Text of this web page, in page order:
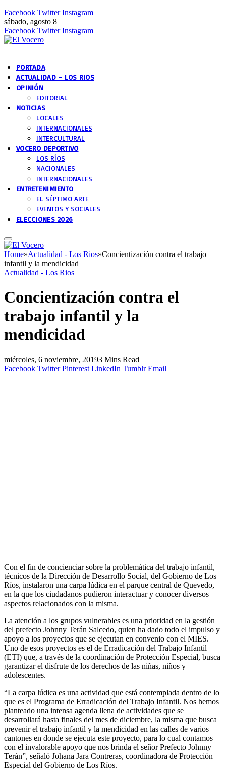
Facebook Twitter Instagram
sábado, agosto 8
Facebook Twitter Instagram
PORTADA
ACTUALIDAD – LOS RIOS
OPINIÓN
EDITORIAL
NOTICIAS
LOCALES
INTERNACIONALES
INTERCULTURAL
VOCERO DEPORTIVO
LOS RÍOS
NACIONALES
INTERNACIONALES
ENTRETENIMIENTO
EL SÉPTIMO ARTE
EVENTOS Y SOCIALES
ELECCIONES 2026
Home»Actualidad - Los Rios»Concientización contra el trabajo
infantil y la mendicidad
Actualidad - Los Rios
Concientización contra el
trabajo infantil y la
mendicidad
miércoles, 6 noviembre, 20193 Mins Read
Facebook Twitter Pinterest LinkedIn Tumblr Email
Con el fin de concienciar sobre la problemática del trabajo infantil,
técnicos de la Dirección de Desarrollo Social, del Gobierno de Los
Ríos, instalaron una carpa lúdica en el parque central de Quevedo,
en la que los ciudadanos pudieron interactuar y conocer diversos
aspectos relacionados con la misma.
La atención a los grupos vulnerables es una prioridad en la gestión
del prefecto Johnny Terán Salcedo, quien ha dado todo el impulso y
apoyo a los proyectos que se ejecutan en convenio con el MIES.
Uno de esos proyectos es el de Erradicación del Trabajo Infantil
(ETI) que, a través de la coordinación de Protección Especial, busca
garantizar el disfrute de los derechos de las niñas, niños y
adolescentes.
“La carpa lúdica es una actividad que está contemplada dentro de lo
que es el Programa de Erradicación del Trabajo Infantil. Nos hemos
planteado una intensa agenda llena de actividades que se
desarrollará hasta finales del mes de diciembre, la misma que busca
prevenir el trabajo infantil y la mendicidad en las calles de varios
cantones en donde se ejecuta este proyecto, para lo cual contamos
con el invalorable apoyo que nos brinda el señor Prefecto Johnny
Terán”, señaló Johana Jara Contreras, coordinadora de Protección
Especial del Gobierno de Los Ríos.